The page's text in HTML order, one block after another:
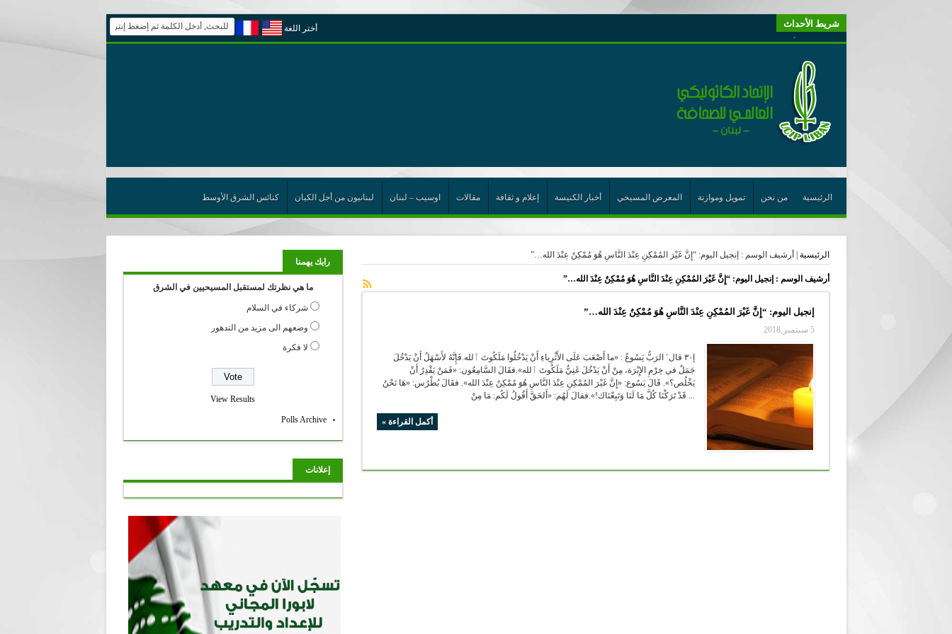
شريط الأحداث
“لبنانيون من أجل الكيان” (اتحاد اورا) : طرح رئيس الجمهورية حول اللامركزية الموسعة شرط واجب للخروج من حالة الجمود
“الوحدة في التعدّد: إعادة بناء الديمقراطيّة التوافقيّة في لبنان”
يتبع في معنى الأعجوبة
ترشيح أسعد جوان لجائزة نوبل يعزّز تثبيت
احتفالات عيد القديس شربل تتواصل في بقاعكفرا…
الأعجوبة في المسيحيّة: معنًى وحدًّا
من يختصر الله يجعل الدين خطرًا
أيّ عيش مشترك نريد؟
أختر اللغة
الرئيسية من نحن تمويل وموازنة المعرض المسيحي أخبار الكنيسة إعلام و ثقافة مقالات اوسيب – لبنان لبنانيون من أجل الكيان كنائس الشرق الأوسط
الرئيسية أرشيف الوسم : إنجيل اليوم: “إِنَّ غَيْرَ المُمْكِنِ عِنْدَ النَّاسِ هُوَ مُمْكِنٌ عِنْدَ الله…”
أرشيف الوسم : إنجيل اليوم: “إِنَّ غَيْرَ المُمْكِنِ عِنْدَ النَّاسِ هُوَ مُمْكِنٌ عِنْدَ الله…”
إنجيل اليوم: “إِنَّ غَيْرَ المُمْكِنِ عِنْدَ النَّاسِ هُوَ مُمْكِنٌ عِنْدَ الله…”
5 سبتمبر,2018
جَمَلٌ في خِرْمِ الإِبْرَة، مِنْ أَنْ يَدْخُلَ غَنِيٌّ مَلَكُوتَ ٱلله».فقَالَ السَّامِعُون: «فَمَنْ يَقْدِرُ أَنْ
يَخْلُص؟». قَالَ يَسُوع: «إِنَّ غَيْرَ المُمْكِنِ عِنْدَ النَّاسِ هُوَ مُمْكِنٌ عِنْدَ الله». فقَالَ بُطْرُس: «هَا نَحْنُ
قَدْ تَرَكْنَا كُلَّ مَا لَنَا وَتَبِعْنَاك!».فقالَ لَهُم: «أَلحَقَّ أَقُولُ لَكُم: مَا مِنْ ...
أكمل القراءة »
رايك يهمنا
ما هي نظرتك لمستقبل المسيحيين في الشرق
شركاء في السلام
وضعهم الى مزيد من التدهور
لا فكرة
View Results
Polls Archive
إعلانات